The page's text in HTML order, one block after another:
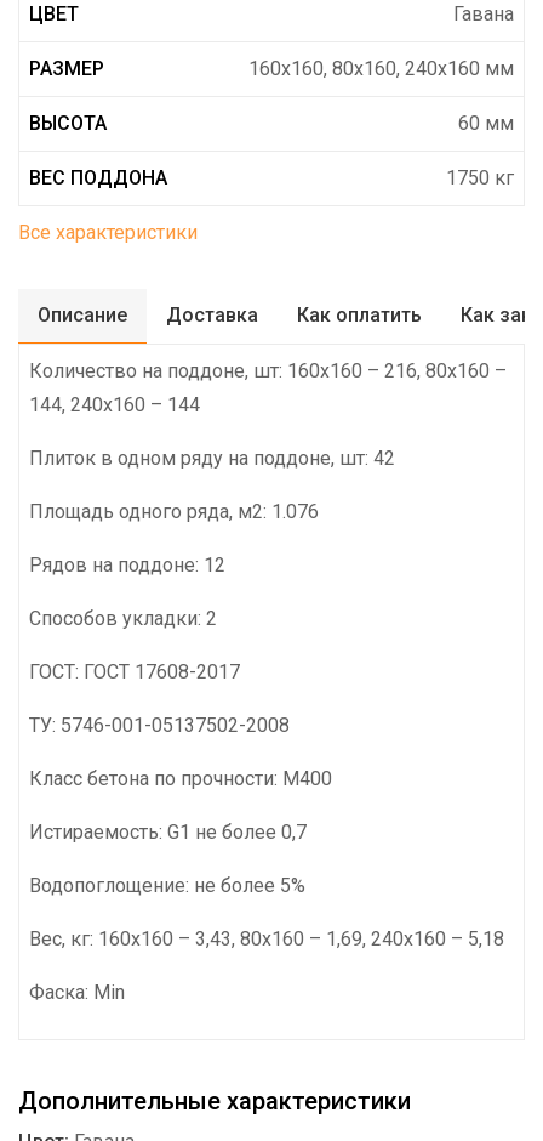
ЦВЕТ Гавана
РАЗМЕР 160х160, 80х160, 240х160 мм
ВЫСОТА 60 мм
ВЕС ПОДДОНА 1750 кг
Все характеристики
Описание Доставка Как оплатить Как
Количество на поддоне, шт: 160х160 – 216, 80х160 –
144, 240х160 – 144
Плиток в одном ряду на поддоне, шт: 42
Площадь одного ряда, м2: 1.076
Рядов на поддоне: 12
Способов укладки: 2
ГОСТ: ГОСТ 17608-2017
ТУ: 5746-001-05137502-2008
Класс бетона по прочности: М400
Истираемость: G1 не более 0,7
Водопоглощение: не более 5%
Вес, кг: 160х160 – 3,43, 80х160 – 1,69, 240х160 – 5,18
Фаска: Min
Дополнительные характеристики